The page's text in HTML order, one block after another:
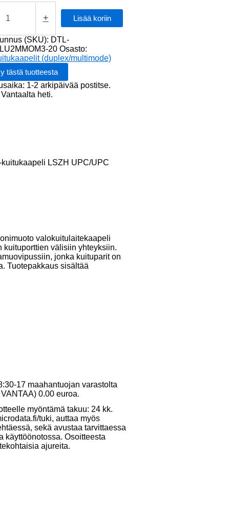
+ Lisää koriin
(SKU): DTL-
20 Osasto:
(duplex/multimode)
1-2 arkipäivää postitse.
heti.
LSZH UPC/UPC
valokuitulaitekaapeli
kuituporttien välisiin yhteyksiin.
jonka kuituparit on
Tuotepakkaus sisältää
17 maahantuojan varastolta
0.00 euroa.
myöntämä takuu: 24 kk.
tuki, auttaa myös
sekä avustaa tarvittaessa
käyttöönotossa. Osoitteesta
ajureita.